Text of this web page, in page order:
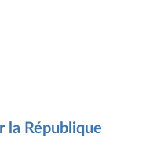
la République